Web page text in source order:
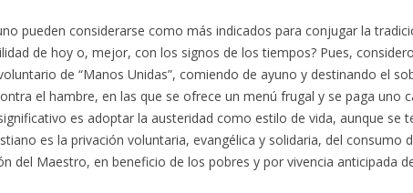
pueden considerarse como más indicados para conjugar la
de hoy o, mejor, con los signos de los tiempos? Pues, considero
de “Manos Unidas”, comiendo de ayuno y destinando el
el hambre, en las que se ofrece un menú frugal y se paga uno
es adoptar la austeridad como estilo de vida, aunque se
es la privación voluntaria, evangélica y solidaria, del consumo
del Maestro, en beneficio de los pobres y por vivencia anticipada